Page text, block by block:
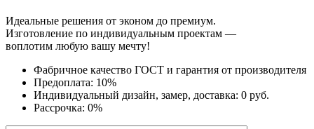
Идеальные решения от эконом до премиум.
Изготовление по индивидуальным проектам —
воплотим любую вашу мечту!
Фабричное качество ГОСТ и гарантия от производителя
Предоплата: 10%
Индивидуальный дизайн, замер, доставка: 0 руб.
Рассрочка: 0%